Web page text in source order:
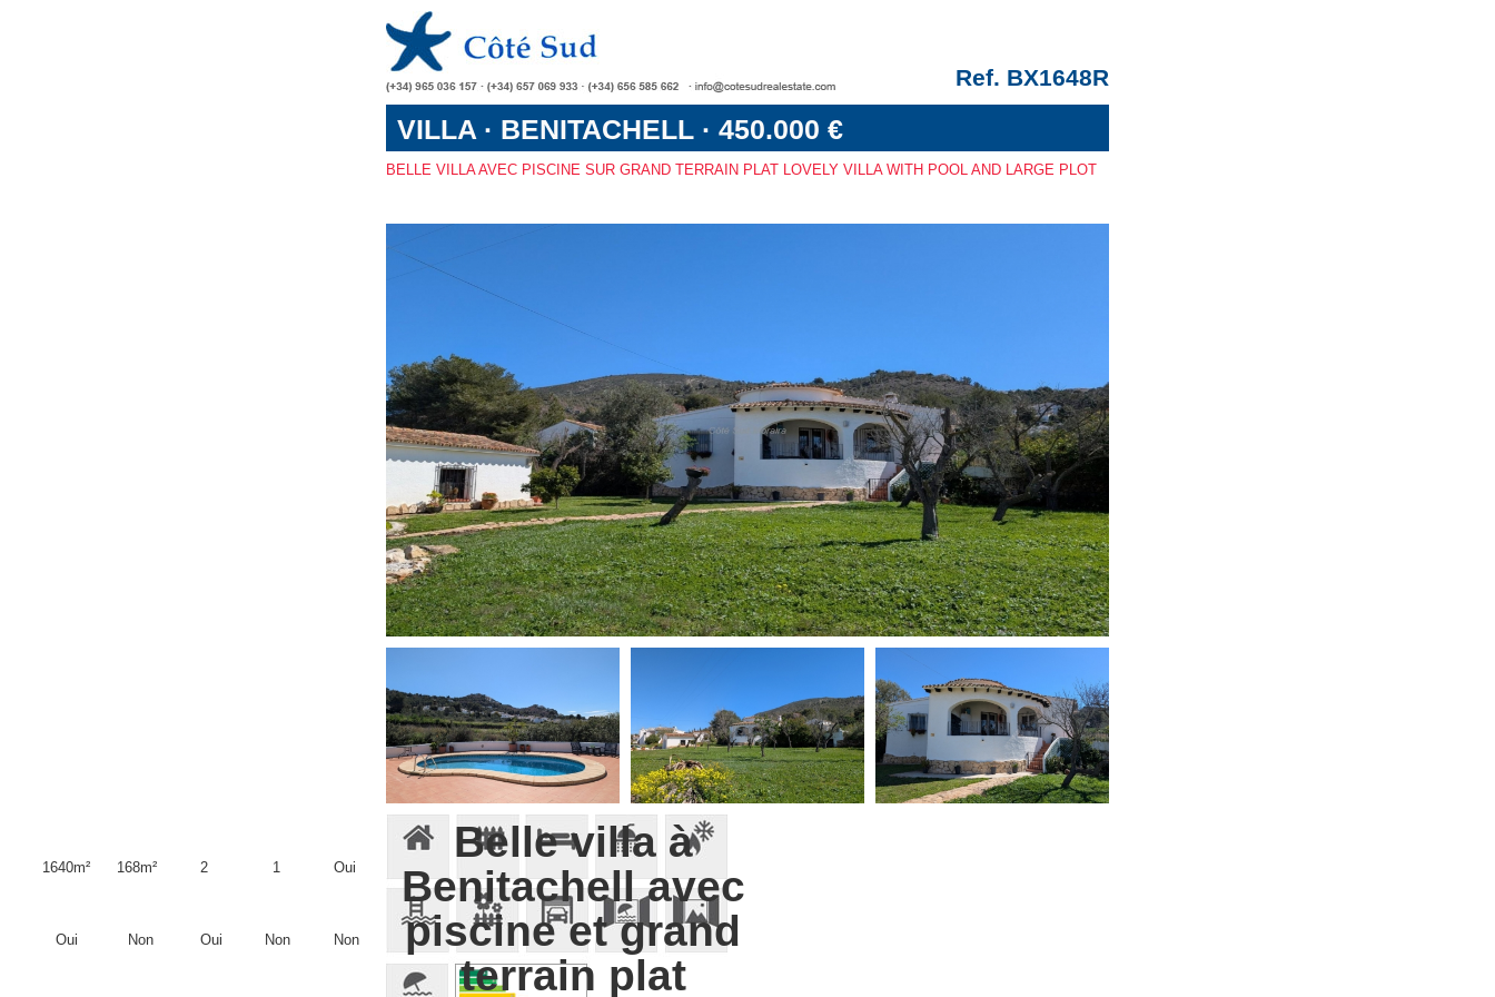
Ref. BX1648R
VILLA · BENITACHELL · 450.000 €
BELLE VILLA AVEC PISCINE SUR GRAND TERRAIN PLAT LOVELY VILLA WITH POOL AND LARGE PLOT
1640m² 168m² 2 1 Oui
Oui Non Oui Non Non
Belle villa à
Benitachell avec
piscine et grand
terrain plat